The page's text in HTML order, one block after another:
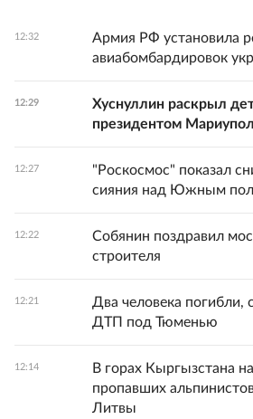
12:32
Армия РФ установила
авиабомбардировок
12:29
Хуснуллин раскрыл
президентом
12:27
"Роскосмос" показал
сияния над Южным
12:22
Собянин поздравил
строителя
12:21
Два человека погибли,
ДТП под Тюменью
12:14
В горах Кыргызстана
пропавших
Литвы